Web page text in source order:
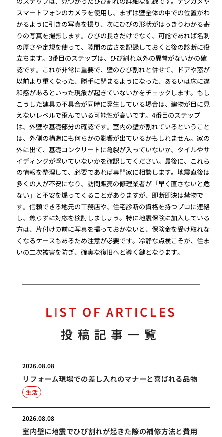
スマートフォンのカメラを使用し、まずは壁全体の中での位置がわ
かるように引きの写真を撮り、次にひびの形状がはっきりわかる寄
りの写真を撮影します。ひびの長さだけでなく、可能であれば名刺
の厚さや定規を使って、隙間の広さを記録しておくと後の診断に役
立ちます。3番目のステップは、ひび割れ以外の異常がないかの確
認です。これが非常に重要で、壁のひび割れと併せて、ドアや窓が
以前より重くなった、勝手に閉まるようになった、あるいは床に違
和感があるといった現象が起きていないかをチェックします。もし
こうした建具の不具合が同時に発生している場合は、建物が目に見
えないレベルで歪んでいる可能性が高いです。4番目のステップ
は、外壁や基礎部分の確認です。室内の壁が割れているということ
は、外側の構造にも何らかの影響が出ているかもしれません。家の
外に出て、基礎コンクリートに亀裂が入っていないか、タイルやサ
イディングが浮いていないかを確認してください。最後に、これら
の情報を整理して、必要であれば専門家に相談します。地震直後は
多くの人が不安になり、訪問販売の修理業者が「早く直さないと危
ない」と不安を煽ってくることがありますが、即断即決は禁物で
す。信頼できる地元の工務店や、住宅診断の資格を持つプロに連絡
し、焦らずに対応を検討しましょう。特に地震保険に加入している
方は、片付けの前に写真を撮っておかないと、保険金を受け取れな
くなるケースもあるため注意が必要です。冷静な点検こそが、住ま
いの二次被害を防ぎ、確実な復旧へと導く鍵となります。
LIST OF ARTICLES
投稿記事一覧
リフォーム現場での差し入れのマナーと喜ばれる品物
2026.08.08
生活
室内壁に地震でひび割れが起きた際の補修方法と費用
2026.08.08